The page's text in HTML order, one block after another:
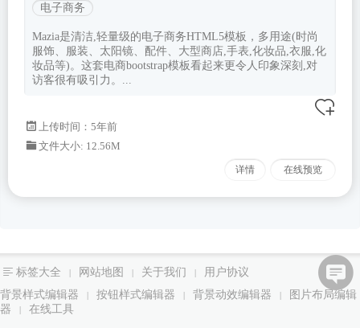
电子商务
Mazia是清洁,轻量级的电子商务HTML5模板，多用途(时尚
服饰、服装、太阳镜、配件、大型商店,手表,化妆品,衣服,化
妆品等)。这套电商bootstrap模板看起来更令人印象深刻,对
访客很有吸引力。...
上传时间：5年前
文件大小: 12.56M
详情 在线预览
标签大全 网站地图 关于我们
用户协议
背景样式编辑器
按钮样式编辑器 背景动效编辑器
图片布局编辑
器
在线工具